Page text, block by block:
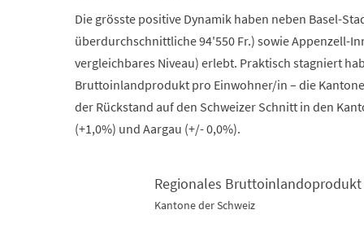
Die grösste positive Dynamik haben neben Basel-
überdurchschnittliche 94'550 Fr.) sowie Appenzell-
vergleichbares Niveau) erlebt. Praktisch stagniert
Bruttoinlandprodukt pro Einwohner/in – die
der Rückstand auf den Schweizer Schnitt in den
(+1,0%) und Aargau (+/- 0,0%).
Regionales Bruttoinlandoprodukt
Kantone der Schweiz